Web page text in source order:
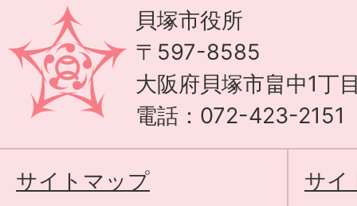
貝塚市役所
〒597-8585
大阪府貝塚市畠中1丁
電話：072-423-2151
サイトマップ サイ